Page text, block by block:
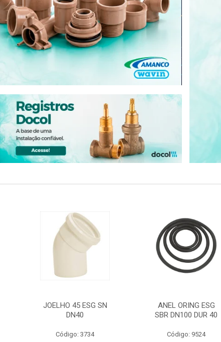
JOELHO 45 ESG SN
DN40
Código: 3734
ANEL ORING ESG
SBR DN100 DUR 40
Código: 9524